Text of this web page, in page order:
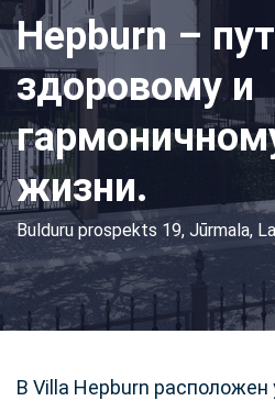
Hepburn –
здоровому и
жизни.
Bulduru prospekts 19, Jūrmala,
В Villa Hepburn